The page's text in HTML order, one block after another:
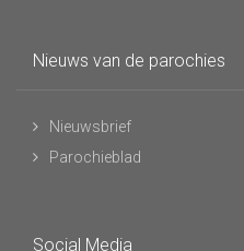
Nieuws van de parochies
Nieuwsbrief
Parochieblad
Social Media